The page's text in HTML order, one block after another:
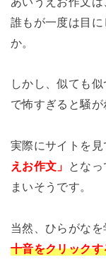
誰もが一度は目
か。
しかし、似ても
で怖すぎると騒が
実際にサイトを見
えお作文」
とな
まいそうです。
当然、ひらがなを
十音をクリック